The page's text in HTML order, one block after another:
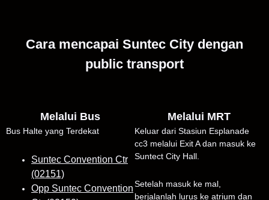
Cara mencapai Suntec City dengan
public transport
Melalui Bus
Bus Halte yang Terdekat
Suntec Convention Ctr
(02151)
Opp Suntec Convention
Melalui MRT
Keluar dari Stasiun Esplanade
cc3 melalui Exit A dan masuk ke
Suntect City Hall.
Setelah masuk ke mal,
berjalanlah lurus ke atrium dan